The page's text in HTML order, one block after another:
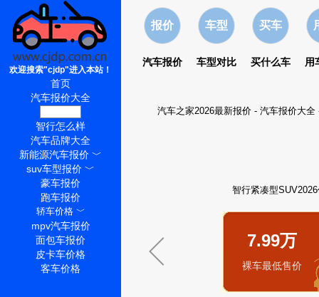
报价
汽车报价
车型
车型对比
买车
买什么车 用
汽车之家2026最新报价- 汽车报价大全
智行紧凑型
7.99万
裸车最低售价
欢迎搜索"cjdp"进入本站！
首页
汽车报价大全
智行怎么样
汽车品牌大全
新能源汽车报价 ﹀
suv车型报价 ﹀
豪车报价
跑车报价
轿车价格﹀
mpv汽车报价
面包车报价
皮卡车价格
客车价格